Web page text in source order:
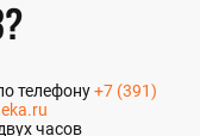
телефону+7 (391)
часов